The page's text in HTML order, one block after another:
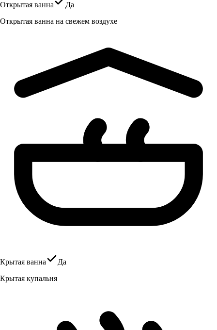
Открытая ванна
Да
Открытая ванна на свежем воздухе
Крытая ванна
Да
Крытая купальня